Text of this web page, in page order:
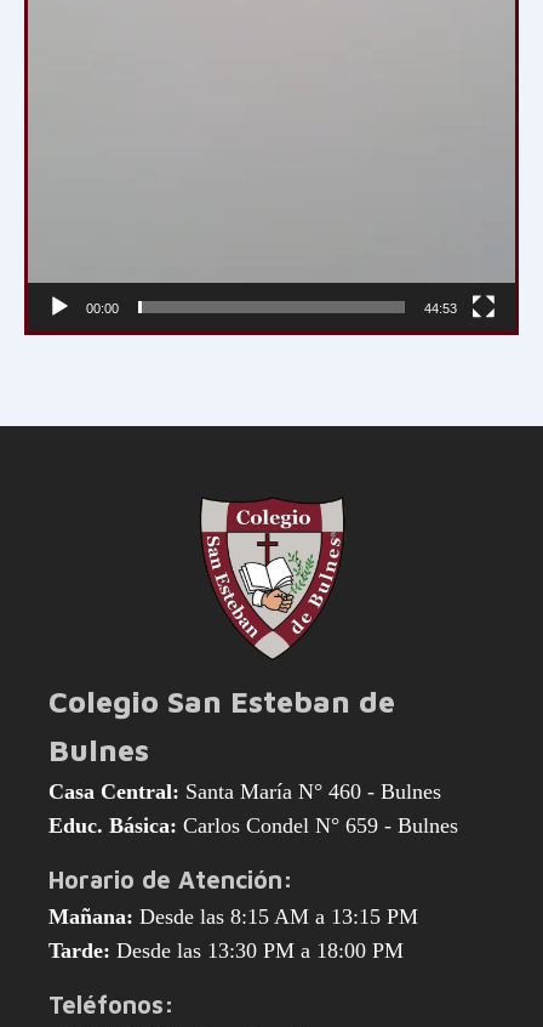
00:00 44:53
Colegio San Esteban de
Bulnes
Casa Central: Santa María N° 460 - Bulnes
Educ. Básica: Carlos Condel N° 659 - Bulnes
Horario de Atención:
Mañana: Desde las 8:15 AM a 13:15 PM
Tarde: Desde las 13:30 PM a 18:00 PM
Teléfonos: